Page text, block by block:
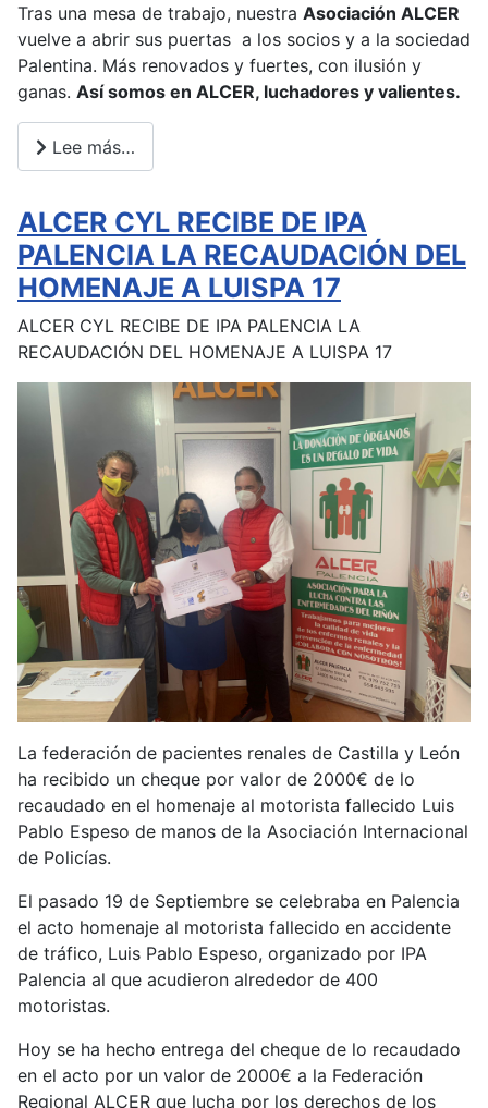
Tras una mesa de trabajo, nuestra Asociación ALCER
vuelve a abrir sus puertas a los socios y a la sociedad
Palentina. Más renovados y fuertes, con ilusión y
ganas. Así somos en ALCER, luchadores y valientes.
Lee más…
ALCER CYL RECIBE DE IPA
PALENCIA LA RECAUDACIÓN DEL
HOMENAJE A LUISPA 17
ALCER CYL RECIBE DE IPA PALENCIA LA
RECAUDACIÓN DEL HOMENAJE A LUISPA 17
La federación de pacientes renales de Castilla y León
ha recibido un cheque por valor de 2000€ de lo
recaudado en el homenaje al motorista fallecido Luis
Pablo Espeso de manos de la Asociación Internacional
de Policías.
El pasado 19 de Septiembre se celebraba en Palencia
el acto homenaje al motorista fallecido en accidente
de tráfico, Luis Pablo Espeso, organizado por IPA
Palencia al que acudieron alrededor de 400
motoristas.
Hoy se ha hecho entrega del cheque de lo recaudado
en el acto por un valor de 2000€ a la Federación
Regional ALCER que lucha por los derechos de los